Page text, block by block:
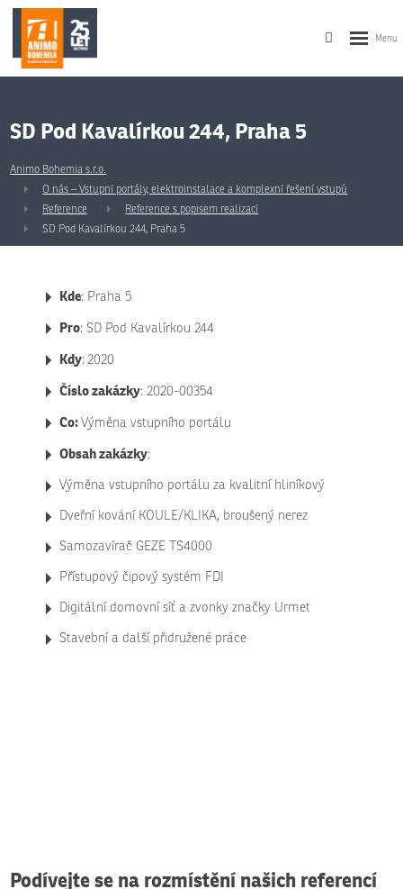
SD Pod Kavalírkou 244, Praha 5
Animo Bohemia s.r.o.
O nás – Vstupní portály, elektroinstalace a komplexní řešení vstupů
Reference
Reference s popisem realizací
SD Pod Kavalírkou 244, Praha 5
Kde: Praha 5
Pro: SD Pod Kavalírkou 244
Kdy:2020
Číslo zakázky: 2020-00354
Co:Výměna vstupního portálu
Obsah zakázky:
Výměna vstupního portálu za kvalitní hliníkový
Dveřní kování KOULE/KLIKA, broušený nerez
Samozavírač GEZE TS4000
Přístupový čipový systém FDI
Digitální domovní síť a zvonky značky Urmet
Stavební a další přidružené práce
Podívejte se na rozmístění našich referencí